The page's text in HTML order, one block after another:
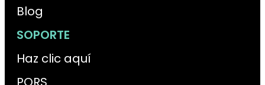
Blog
SOPORTE
Haz clic aquí